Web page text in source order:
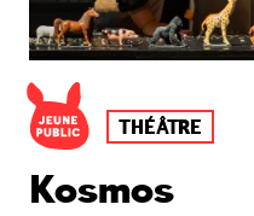
THÉÂTRE
Kosmos